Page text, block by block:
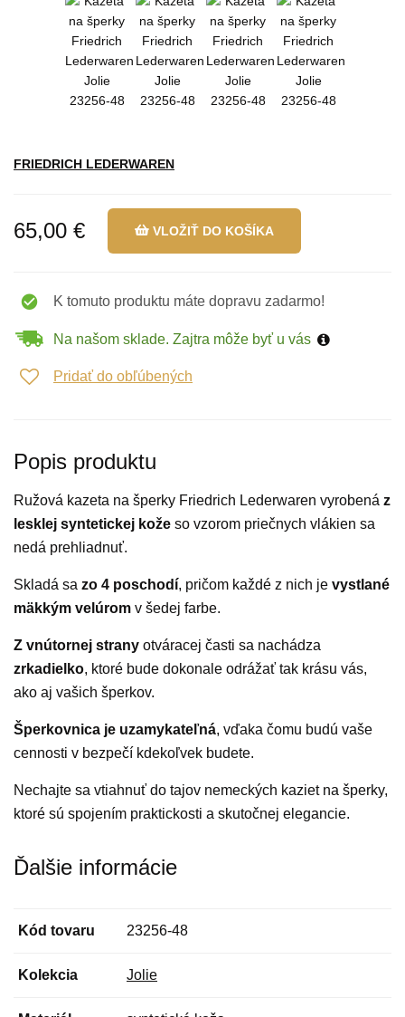
FRIEDRICH LEDERWAREN
65,00 € VLOŽIŤ DO KOŠÍKA
K tomuto produktu máte dopravu zadarmo!
Na našom sklade. Zajtra môže byť u vás
Pridať do obľúbených
Popis produktu
Ružová kazeta na šperky Friedrich Lederwaren vyrobená z
lesklej syntetickej kože so vzorom priečnych vlákien sa
nedá prehliadnuť.
Skladá sa zo 4 poschodí, pričom každé z nich je vystlané
mäkkým velúrom v šedej farbe.
Z vnútornej strany otváracej časti sa nachádza
zrkadielko, ktoré bude dokonale odrážať tak krásu vás,
ako aj vašich šperkov.
Šperkovnica je uzamykateľná, vďaka čomu budú vaše
cennosti v bezpečí kdekoľvek budete.
Nechajte sa vtiahnuť do tajov nemeckých kaziet na šperky,
ktoré sú spojením praktickosti a skutočnej elegancie.
Ďalšie informácie
Kód tovaru 23256-48
Kolekcia Jolie